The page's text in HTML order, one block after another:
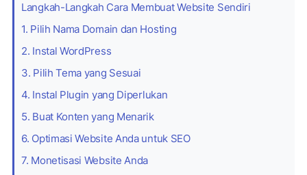
Langkah-Langkah Cara Membuat Website Sendiri
1. Pilih Nama Domain dan Hosting
2. Instal WordPress
3. Pilih Tema yang Sesuai
4. Instal Plugin yang Diperlukan
5. Buat Konten yang Menarik
6. Optimasi Website Anda untuk SEO
7. Monetisasi Website Anda